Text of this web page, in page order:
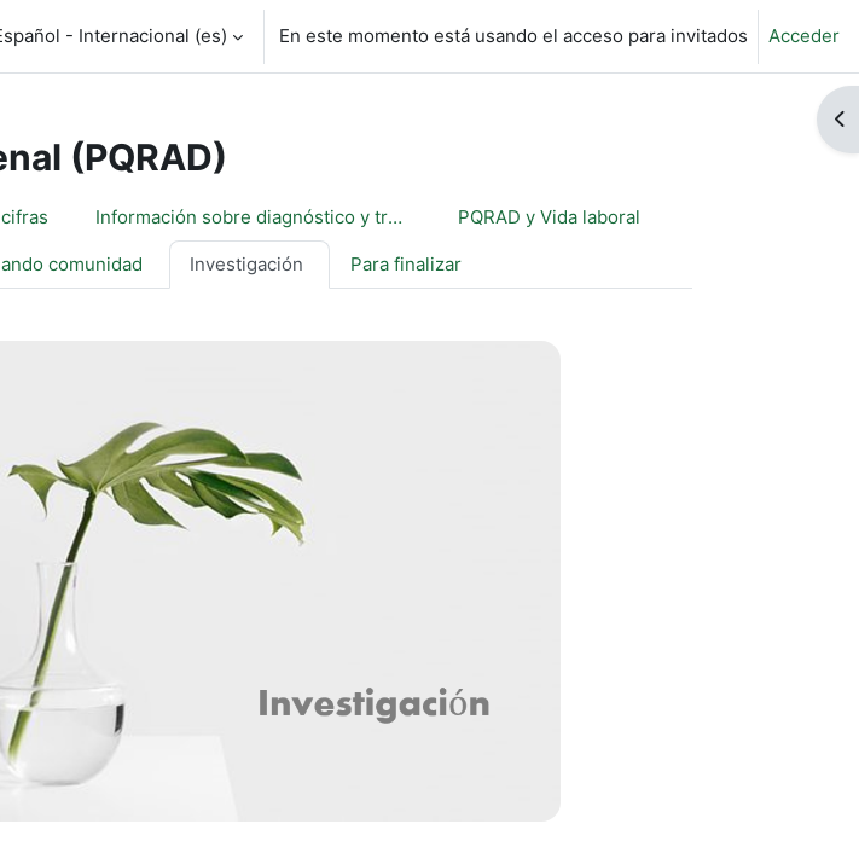
búsqueda de entrada
- Internacional ‎(es)‎ En este momento está usando el acceso para invitados Acceder
(PQRAD)
Información sobre diagnóstico y tratamiento PQRAD y Vida laboral
comunidad Investigación Para finalizar